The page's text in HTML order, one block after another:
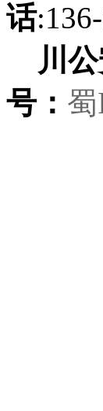
话
川
号：